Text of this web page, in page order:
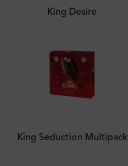
King Desire
King Seduction Multipack